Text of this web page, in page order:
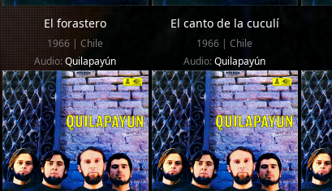
El forastero
1966 | Chile
Audio:Quilapayún
El canto de la cuculí
1966 | Chile
Audio:Quilapayún